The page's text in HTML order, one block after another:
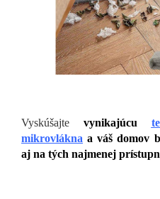
Vyskúšajte vynikajúcu
mikrovlákna a váš domov
aj na tých najmenej